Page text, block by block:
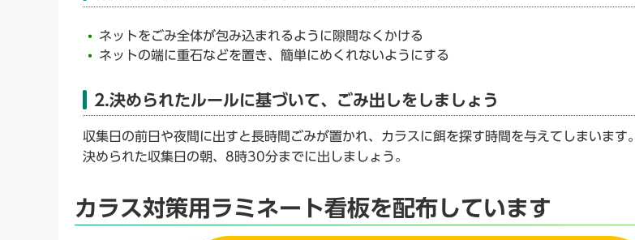
ネットをごみ全体が包み込まれるように隙間なくかける
ネットの端に重石などを置き、簡単にめくれないようにする
2.決められたルールに基づいて、ごみ出しをしましょう
収集日の前日や夜間に出すと長時間ごみが置かれ、カラスに餌を探す時間を与えてしまいます。
決められた収集日の朝、8時30分までに出しましょう。
カラス対策用ラミネート看板を配布しています